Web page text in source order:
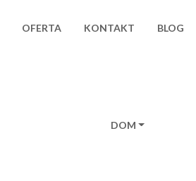
OFERTA KONTAKT BLOG
DOM